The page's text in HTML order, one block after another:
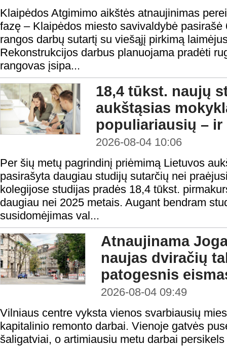
Klaipėdos Atgimimo aikštės atnaujinimas
fazę – Klaipėdos miesto savivaldybė
rangos darbų sutartį su viešąjį pirkimą
Rekonstrukcijos darbus planuojama pradėti
rangovas įsipa...
18,4 tūkst. naujų
aukštąsias
populiariausių –
2026-08-04 10:06
Per šių metų pagrindinį priėmimą Lietuvos
pasirašyta daugiau studijų sutarčių nei
kolegijose studijas pradės 18,4 tūkst.
daugiau nei 2025 metais. Augant bendram
susidomėjimas val...
Atnaujinama
naujas dviračių
patogesnis
2026-08-04 09:49
Vilniaus centre vyksta vienos svarbiausių
kapitalinio remonto darbai. Vienoje gatvės
šaligatviai, o artimiausiu metu darbai